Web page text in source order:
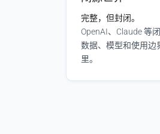
完整，但封闭。
OpenAI、Claude 等
数据、模型和使用边
里。